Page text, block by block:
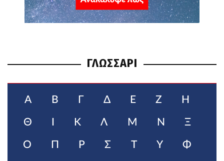
ΓΛΩΣΣΑΡΙ
Α Β Γ Δ Ε Ζ Η
Θ Κ Λ Μ Ν Ξ
Ο Π Ρ Σ Τ Υ Φ